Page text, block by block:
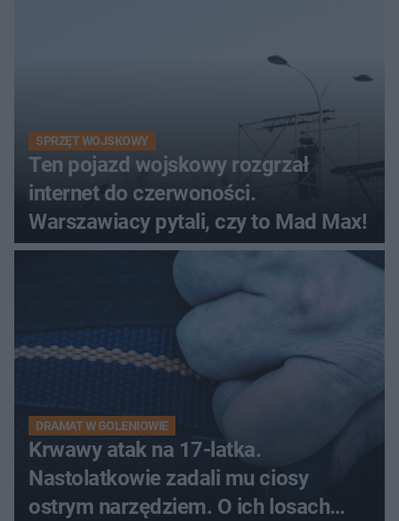
SPRZĘT WOJSKOWY
Ten pojazd wojskowy rozgrzał
internet do czerwoności.
Warszawiacy pytali, czy to Mad Max!
DRAMAT W GOLENIOWIE
Krwawy atak na 17-latka.
Nastolatkowie zadali mu ciosy
ostrym narzędziem. O ich losach